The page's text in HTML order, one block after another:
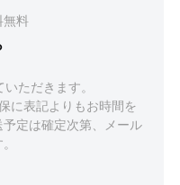
無料
ただきます。
に表記よりもお時間を
定は確定次第、メール